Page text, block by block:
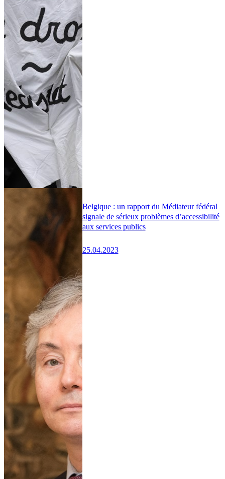
Belgique : un rapport du Médiateur fédéral
signale de sérieux problèmes d’accessibilité
aux services publics
25.04.2023